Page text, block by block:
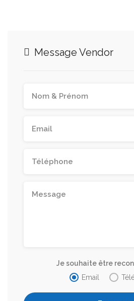
Message Vendor
Je souhaite être
Email